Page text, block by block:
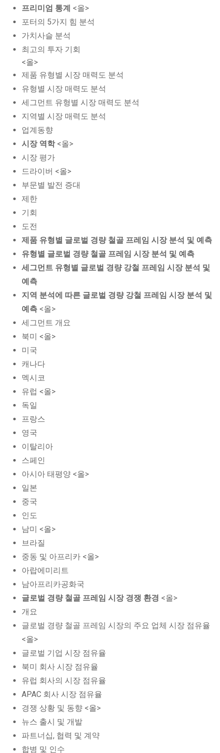
프리미엄 통계 <올>
포터의 5가지 힘 분석
가치사슬 분석
최고의 투자 기회
<올>
제품 유형별 시장 매력도 분석
유형별 시장 매력도 분석
세그먼트 유형별 시장 매력도 분석
지역별 시장 매력도 분석
업계동향
시장 역학<올>
시장 평가
드라이버 <올>
부문별 발전 증대
제한
기회
도전
제품 유형별 글로벌 경량 철골 프레임 시장 분석 및 예측
유형별 글로벌 경량 철골 프레임 시장 분석 및 예측
세그먼트 유형별 글로벌 경량 강철 프레임 시장 분석 및
예측
지역 분석에 따른 글로벌 경량 강철 프레임 시장 분석 및
예측 <올>
세그먼트 개요
북미 <올>
미국
캐나다
멕시코
유럽 <올>
독일
프랑스
영국
이탈리아
스페인
아시아 태평양 <올>
일본
중국
인도
남미 <올>
브라질
중동 및 아프리카 <올>
아랍에미리트
남아프리카공화국
글로벌 경량 철골 프레임 시장 경쟁 환경 <올>
개요
글로벌 경량 철골 프레임 시장의 주요 업체 시장 점유율
<올>
글로벌 기업 시장 점유율
북미 회사 시장 점유율
유럽 회사의 시장 점유율
APAC 회사 시장 점유율
경쟁 상황 및 동향 <올>
뉴스 출시 및 개발
파트너십, 협력 및 계약
합병 및 인수